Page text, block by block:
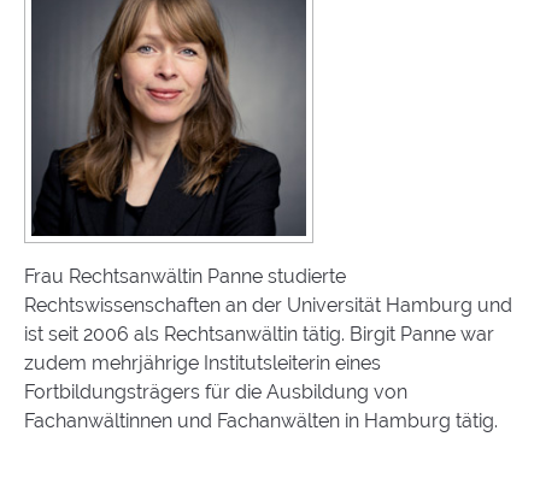
Frau Rechtsanwältin Panne studierte
Rechtswissenschaften an der Universität Hamburg und
ist seit 2006 als Rechtsanwältin tätig. Birgit Panne war
zudem mehrjährige Institutsleiterin eines
Fortbildungsträgers für die Ausbildung von
Fachanwältinnen und Fachanwälten in Hamburg tätig.